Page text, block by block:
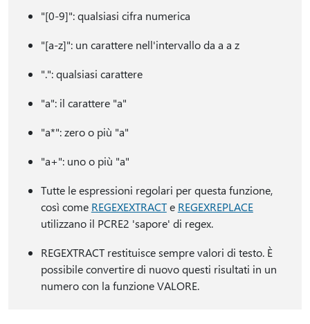
"[0-9]": qualsiasi cifra numerica
"[a-z]": un carattere nell'intervallo da a a z
".": qualsiasi carattere
"a": il carattere "a"
"a*": zero o più "a"
"a+": uno o più "a"
Tutte le espressioni regolari per questa funzione,
così come REGEXEXTRACTe REGEXREPLACE
utilizzano il PCRE2 'sapore' di regex.
REGEXTRACT restituisce sempre valori di testo. È
possibile convertire di nuovo questi risultati in un
numero con la funzione VALORE.